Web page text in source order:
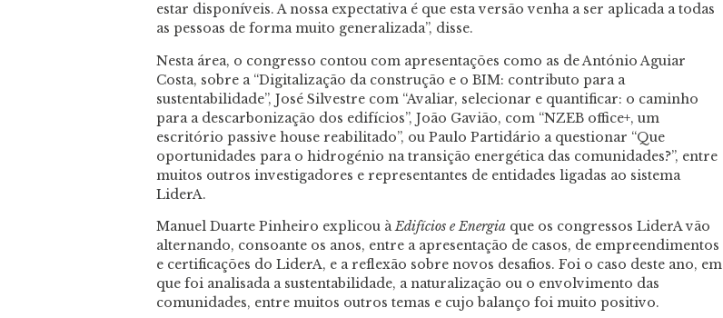
estar disponíveis. A nossa expectativa é que esta versão venha a ser aplicada a todas
as pessoas de forma muito generalizada”, disse.
Nesta área, o congresso contou com apresentações como as de António Aguiar
Costa, sobre a “Digitalização da construção e o BIM: contributo para a
sustentabilidade”, José Silvestre com “Avaliar, selecionar e quantificar: o caminho
para a descarbonização dos edifícios”, João Gavião, com “NZEB office+, um
escritório passive house reabilitado”, ou Paulo Partidário a questionar “Que
oportunidades para o hidrogénio na transição energética das comunidades?”, entre
muitos outros investigadores e representantes de entidades ligadas ao sistema
LiderA.
Manuel Duarte Pinheiro explicou àEdifícios e Energia que os congressos LiderA vão
alternando, consoante os anos, entre a apresentação de casos, de empreendimentos
e certificações do LiderA, e a reflexão sobre novos desafios. Foi o caso deste ano, em
que foi analisada a sustentabilidade, a naturalização ou o envolvimento das
comunidades, entre muitos outros temas e cujo balanço foi muito positivo.